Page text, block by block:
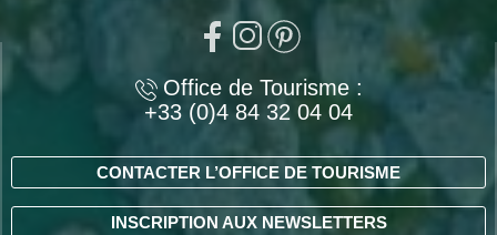
Office de Tourisme :
+33 (0)4 84 32 04 04
CONTACTER L’OFFICE DE TOURISME
INSCRIPTION AUX NEWSLETTERS